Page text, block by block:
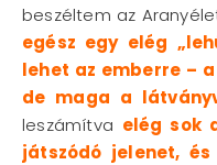
beszéltem az
egész egy elég
lehet az emberre –
de maga a
leszámítva elég sok
játszódó jelenet,